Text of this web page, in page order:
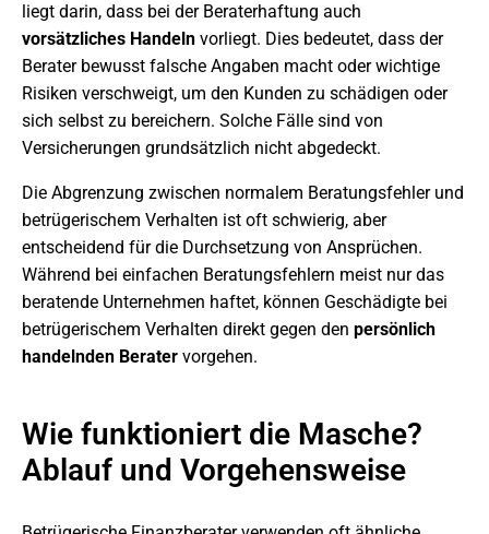
liegt darin, dass bei der Beraterhaftung auch
vorsätzliches Handeln vorliegt. Dies bedeutet, dass der
Berater bewusst falsche Angaben macht oder wichtige
Risiken verschweigt, um den Kunden zu schädigen oder
sich selbst zu bereichern. Solche Fälle sind von
Versicherungen grundsätzlich nicht abgedeckt.
Die Abgrenzung zwischen normalem Beratungsfehler und
betrügerischem Verhalten ist oft schwierig, aber
entscheidend für die Durchsetzung von Ansprüchen.
Während bei einfachen Beratungsfehlern meist nur das
beratende Unternehmen haftet, können Geschädigte bei
betrügerischem Verhalten direkt gegen den persönlich
handelnden Berater vorgehen.
Wie funktioniert die Masche?
Ablauf und Vorgehensweise